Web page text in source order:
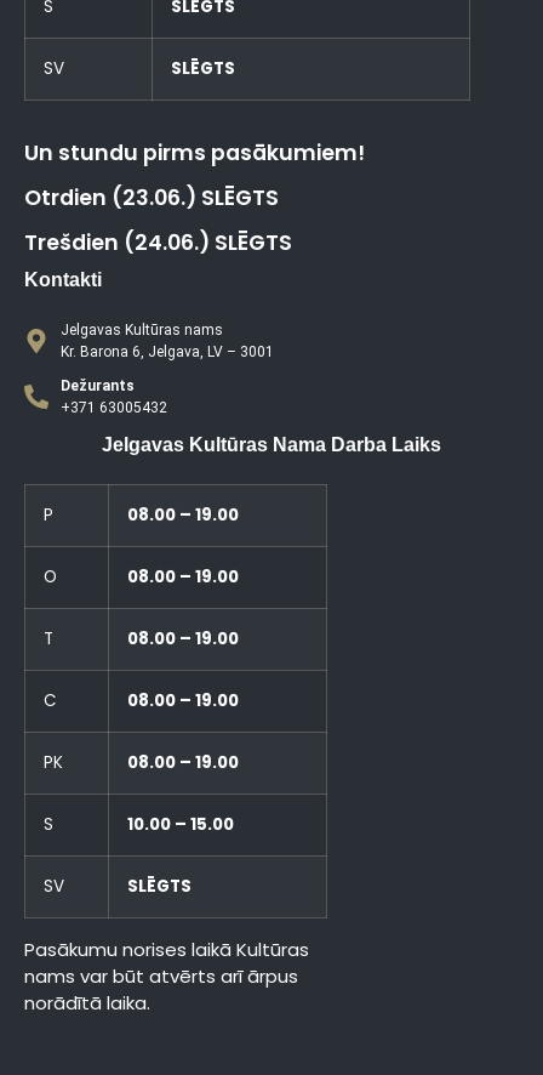
S SLĒGTS
SV SLĒGTS
Un stundu pirms pasākumiem!
Otrdien (23.06.) SLĒGTS
Trešdien (24.06.) SLĒGTS
Kontakti
Jelgavas Kultūras nams
Kr. Barona 6, Jelgava, LV – 3001
Dežurants
+371 63005432
Jelgavas Kultūras Nama Darba Laiks
P 08.00 – 19.00
O 08.00 – 19.00
T 08.00 – 19.00
C 08.00 – 19.00
PK 08.00 – 19.00
S 10.00 – 15.00
SV SLĒGTS
Pasākumu norises laikā Kultūras
nams var būt atvērts arī ārpus
norādītā laika.